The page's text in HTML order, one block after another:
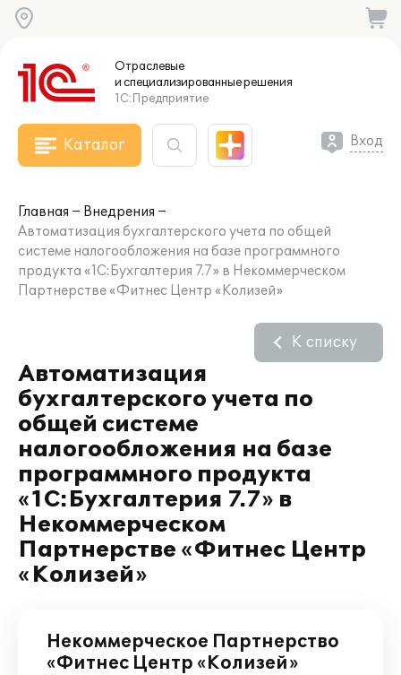
Отраслевые
и специализированныерешения
1С:Предприятие
Каталог Вход
Главная
Внедрения
Автоматизация бухгалтерского учета по общей
системе налогообложения на базе программного
продукта «1С:Бухгалтерия 7.7» в Некоммерческом
Партнерстве «Фитнес Центр «Колизей»
Автоматизация
бухгалтерского учета по
общей системе
налогообложения на базе
программного продукта
«1С:Бухгалтерия 7.7» в
Некоммерческом
Партнерстве «Фитнес Центр
«Колизей»
К списку
Некоммерческое Партнерство
«Фитнес Центр «Колизей»